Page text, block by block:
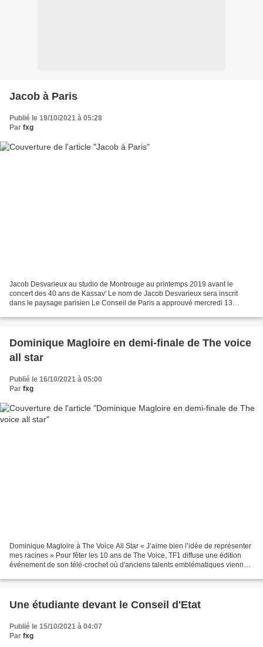
Jacob à Paris
Publié le 19/10/2021 à 05:28
Par fxg
Jacob Desvarieux au studio de Montrouge au printemps 2019 avant le
concert des 40 ans de Kassav' Le nom de Jacob Desvarieux sera inscrit
dans le paysage parisien Le Conseil de Paris a approuvé mercredi 13
Dominique Magloire en demi-finale de The voice
all star
Publié le 16/10/2021 à 05:00
Par fxg
Dominique Magloire à The Voice All Star « J’aime bien l’idée de représenter
mes racines » Pour fêter les 10 ans de The Voice, TF1 diffuse une édition
événement de son télé-crochet où d'anciens talents emblématiques viennent
Une étudiante devant le Conseil d'Etat
Publié le 15/10/2021 à 04:07
Par fxg